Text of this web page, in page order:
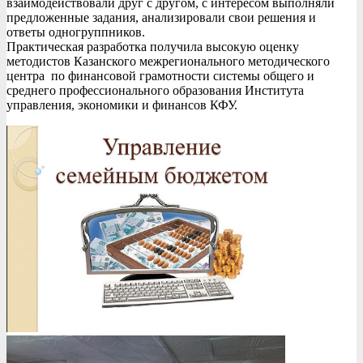
взаимодействовали друг с другом, с интересом выполняли
предложенные задания, анализировали свои решения и
ответы одногруппников.
Практическая разработка получила высокую оценку
методистов Казанского межрегионального методического
центра по финансовой грамотности системы общего и
среднего профессионального образования Института
управления, экономики и финансов КФУ.